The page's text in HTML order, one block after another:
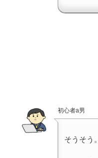
初心者a男
そうそう。